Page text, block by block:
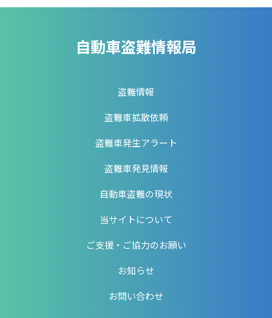
自動車盗難情報局
盗難情報
盗難車拡散依頼
盗難車発生アラート
盗難車発見情報
自動車盗難の現状
当サイトについて
ご支援・ご協力のお願い
お知らせ
お問い合わせ